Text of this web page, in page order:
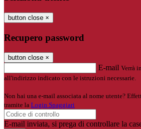
button close ×
Recupero password
button close ×
E-mail Verrà
all'indirizzo indicato con le istruzioni necessarie.
Non hai una e-mail associata al nome utente?
tramite la Login Spaggiari
E-mail inviata, si prega di controllare la